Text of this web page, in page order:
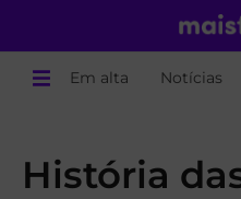
Em alta Notícias
História